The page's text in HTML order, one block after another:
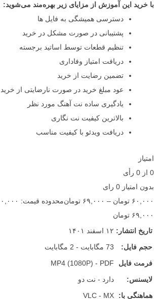
با خرید این آموزش از مزایای زیر بهره‌مند می‌شوید:
دسترسی همیشگی به فایل ها
پشتیبانی در صورت مشکل در خرید
تنظیم قطعات توسط اساتید برجسته
دریافت امتیاز وفاداری
تضمین رضایت از خرید
عود مبلغ خرید در صورت نارضایتی از خرید
یادگیری ساده نت آهنگ مورد نظر
بالاترین کیفیت نت نگاری
دریافت ویدئو با کیفیت مناسب
امتیاز
0 از 0 رأی
بدون امتیاز 0 رای
۶۰,۰۰۰ تومان – ۶۹,۰۰۰ تومان
۶۹,۰۰۰ تومان
تاریخ انتشار: ۱۲ اسفند ۱۴۰۱
حجم فایل:
73 مگابایت - 2 مگابایت
فرمت فایل
MP4 (1080P) - PDF
لایسنس:
دارد - نت دو
هماهنگی با:
VLC - MX